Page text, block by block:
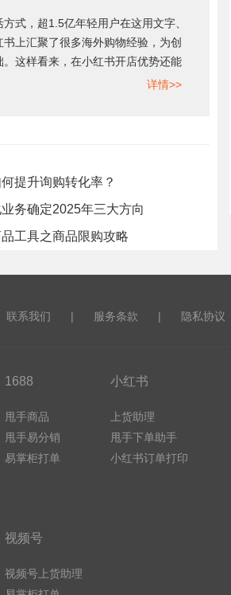
式，超1.5亿年轻用户在这用文字、
上汇聚了很多海外购物经验，为创
这样看来，在小红书开店优势还能
详情>>
提升询购转化率？
务确定2025年三大方向
工具之商品限购攻略
联系我们 | 服务条款 | 隐私协议
1688
甩手商品
甩手易分销
易掌柜打单
小红书
上货助理
甩手下单助手
小红书订单打印
视频号
视频号上货助理